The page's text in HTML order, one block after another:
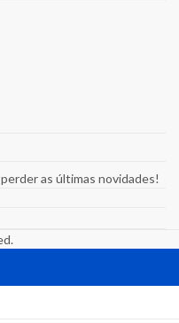
as últimas novidades!